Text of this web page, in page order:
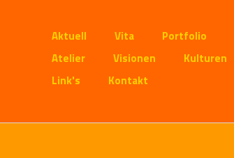
Aktuell Vita Portfolio
Atelier
Visionen Kulturen
Link's
Kontakt